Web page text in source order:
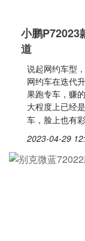
小鹏P72023
道
说起网约车型
网约车在迭代
果跑专车，赚
大程度上已经
车，脸上也有
2023-04-29